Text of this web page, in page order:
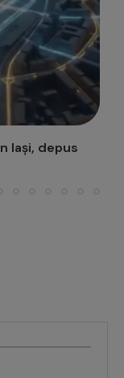
Iași, depus